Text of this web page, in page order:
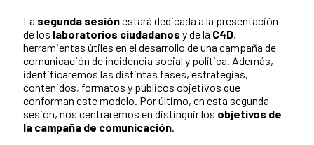
La segunda sesiónestará dedicada a la presentación
de los laboratorios ciudadanos y de la C4D,
herramientas útiles en el desarrollo de una campaña de
comunicación de incidencia social y política. Además,
identificaremos las distintas fases, estrategias,
contenidos, formatos y públicos objetivos que
conforman este modelo. Por último, en esta segunda
sesión, nos centraremos en distinguir los objetivos de
la campaña de comunicación